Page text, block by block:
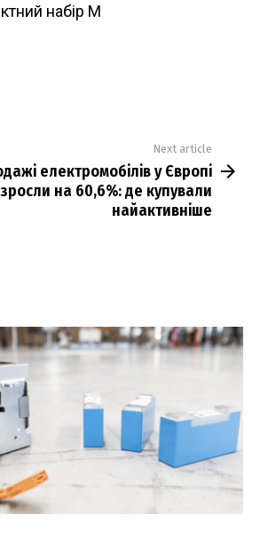
набір M
Next article
електромобілів у Європі
зросли на 60,6%: де купували
найактивніше